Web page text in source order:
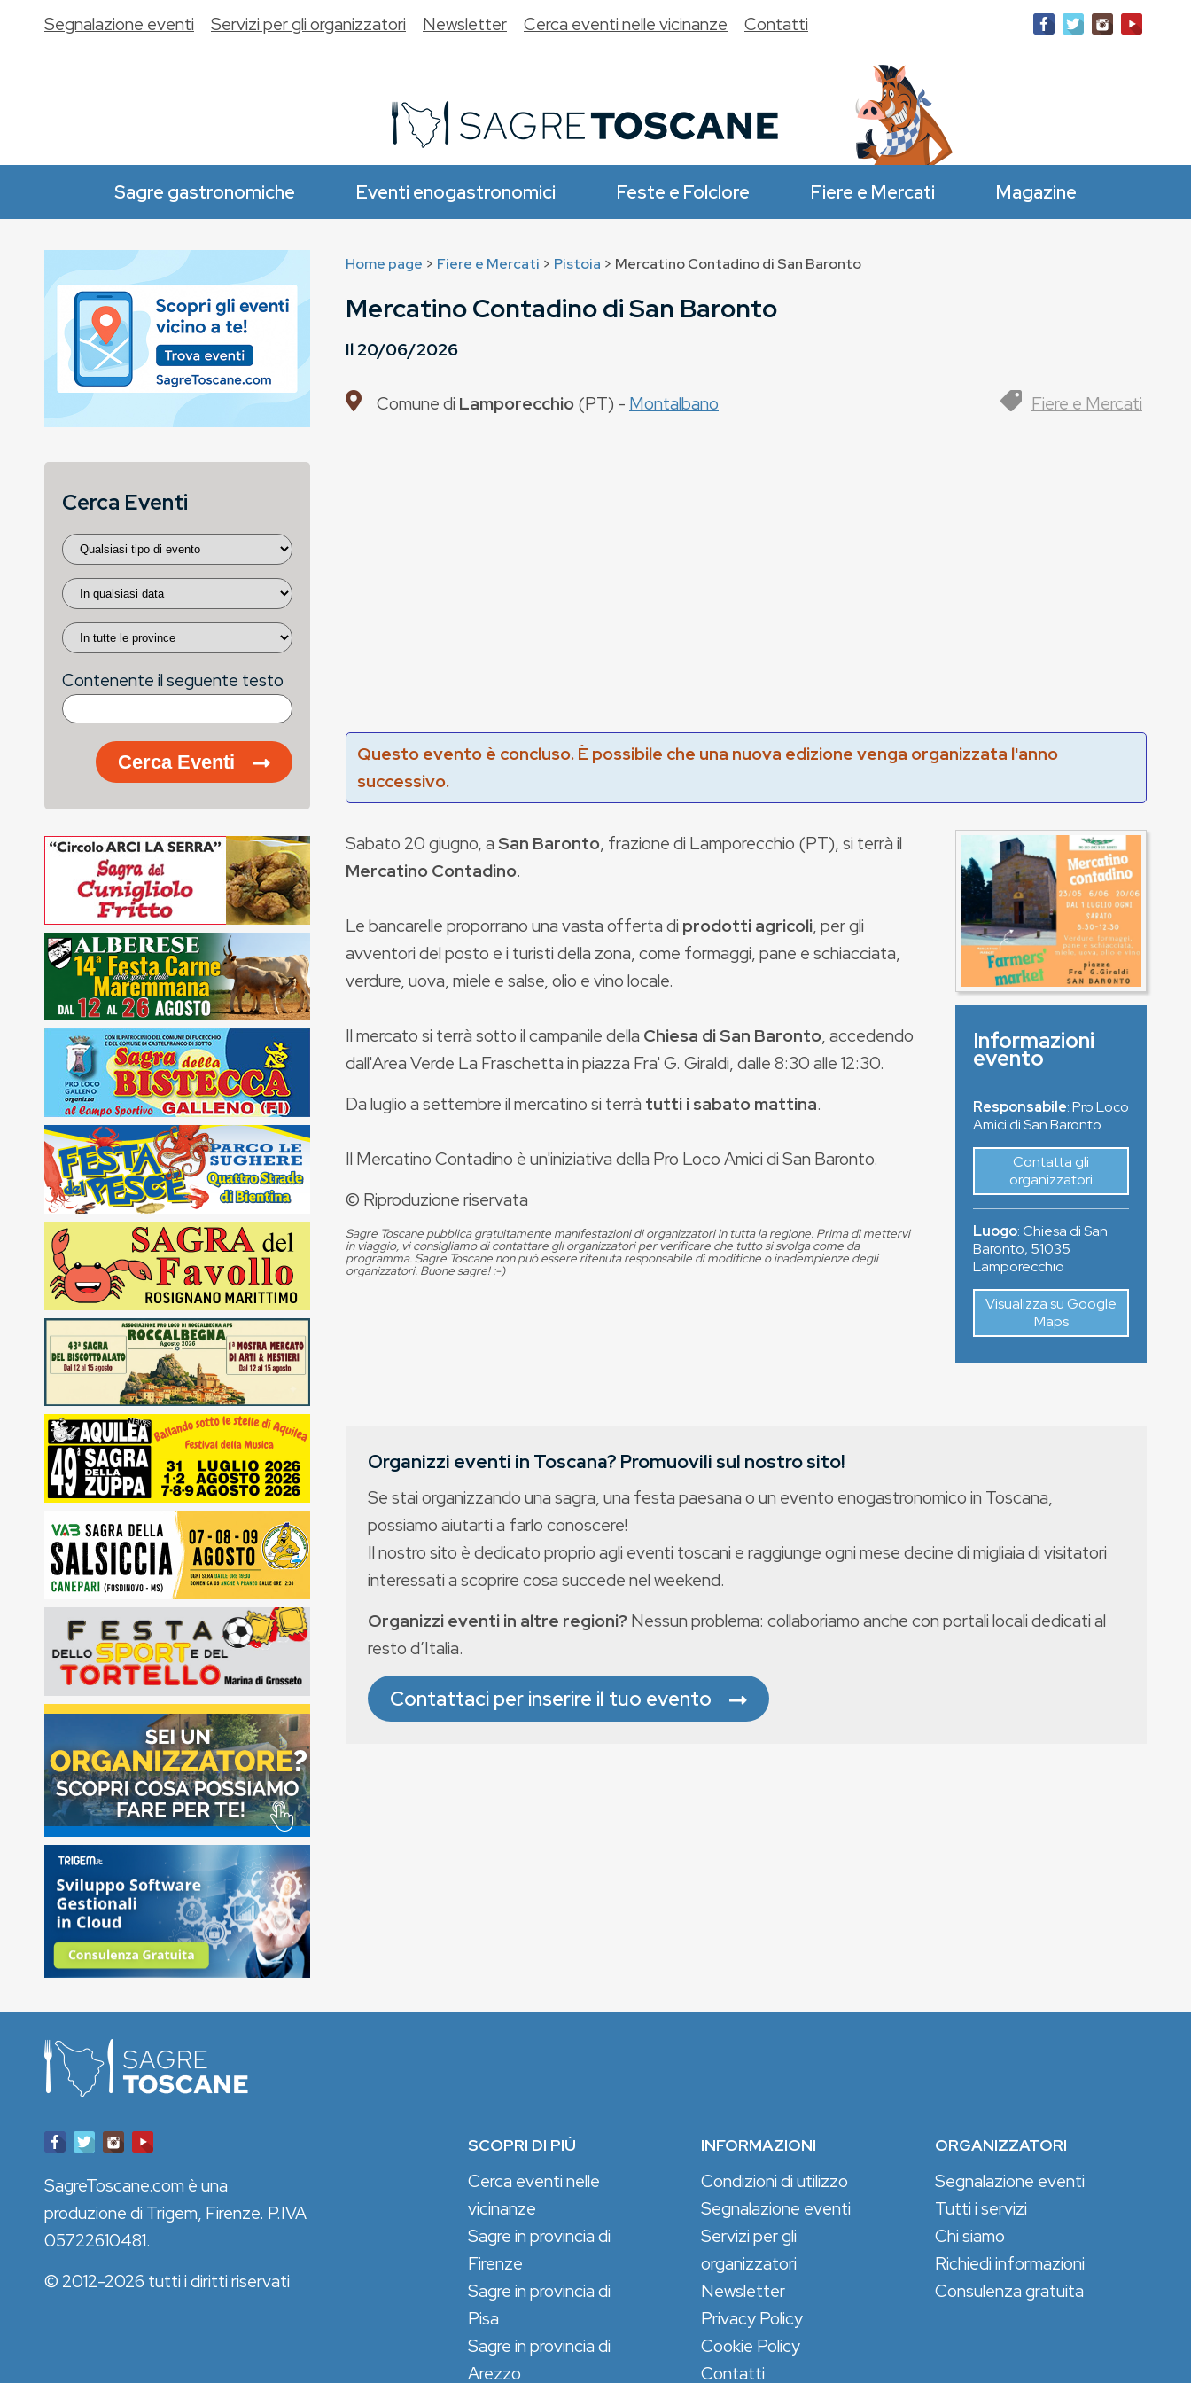
Sagre gastronomiche Eventi enogastronomici Feste e Folclore Fiere e Mercati Magazine
Segnalazione eventi Servizi per gli organizzatori Newsletter Cerca eventi nelle vicinanze Contatti
Home page > Fiere e Mercati > Pistoia > Mercatino Contadino di San Baronto
Mercatino Contadino di San Baronto
Il20/06/2026
Comune di Lamporecchio(PT) - Montalbano Fiere e Mercati
Questo evento è concluso. È possibile che una nuova edizione venga organizzata l'anno
successivo.
Sabato 20 giugno, aSan Baronto, frazione di Lamporecchio (PT), si terrà il
Mercatino Contadino.
Le bancarelle proporrano una vasta offerta di prodotti agricoli, per gli
avventori del posto e i turisti della zona, come formaggi, pane e schiacciata,
verdure, uova, miele e salse, olio e vino locale.
Il mercato si terrà sotto il campanile della Chiesa di San Baronto, accedendo
dall'Area Verde La Fraschetta in piazza Fra' G. Giraldi, dalle 8:30 alle 12:30.
Da luglio a settembre il mercatino si terrà tutti i sabato mattina.
Il Mercatino Contadino è un'iniziativa della Pro Loco Amici di San Baronto.
© Riproduzione riservata
Sagre Toscane pubblica gratuitamente manifestazioni di organizzatori in tutta la regione. Prima di mettervi
in viaggio, vi consigliamo di contattare gli organizzatori per verificare che tutto si svolga come da
programma. Sagre Toscane non può essere ritenuta responsabile di modifiche o inadempienze degli
organizzatori. Buone sagre! :-)
Informazioni
evento
Responsabile: Pro Loco
Amici di San Baronto
Contatta gli
organizzatori
Luogo:Chiesa di San
Baronto, 51035
Lamporecchio
Visualizza su Google
Maps
Organizzi eventi in Toscana? Promuovili sul nostro sito!
Se stai organizzando una sagra, una festa paesana o un evento enogastronomico in Toscana,
possiamo aiutarti a farlo conoscere!
Il nostro sito è dedicato proprio agli eventi toscani e raggiunge ogni mese decine di migliaia di visitatori
interessati a scoprire cosa succede nel weekend.
Organizzi eventi in altre regioni? Nessun problema: collaboriamo anche con portali locali dedicati al
resto d’Italia.
Contattaci per inserire il tuo evento
Cerca Eventi
Contenente il seguente testo
Cerca Eventi
SCOPRI DI PIÙ
Cerca eventi nelle
vicinanze
Sagre in provincia di
Firenze
Sagre in provincia di
Pisa
Sagre in provincia di
Arezzo
INFORMAZIONI
Condizioni di utilizzo
Segnalazione eventi
Servizi per gli
organizzatori
Newsletter
Privacy Policy
Cookie Policy
Contatti
ORGANIZZATORI
Segnalazione eventi
Tutti i servizi
Chi siamo
Richiedi informazioni
Consulenza gratuita
SagreToscane.com è una
produzione di Trigem, Firenze. P.IVA
05722610481.
© 2012-2026 tutti i diritti riservati